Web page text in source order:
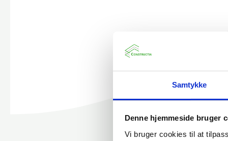
Samtykke
Denne hjemmeside bruger
Vi bruger cookies til at